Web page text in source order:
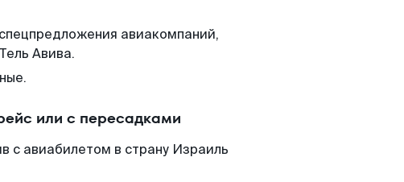
авиакомпаний,
Авива.
или с пересадками
с авиабилетом в страну Израиль